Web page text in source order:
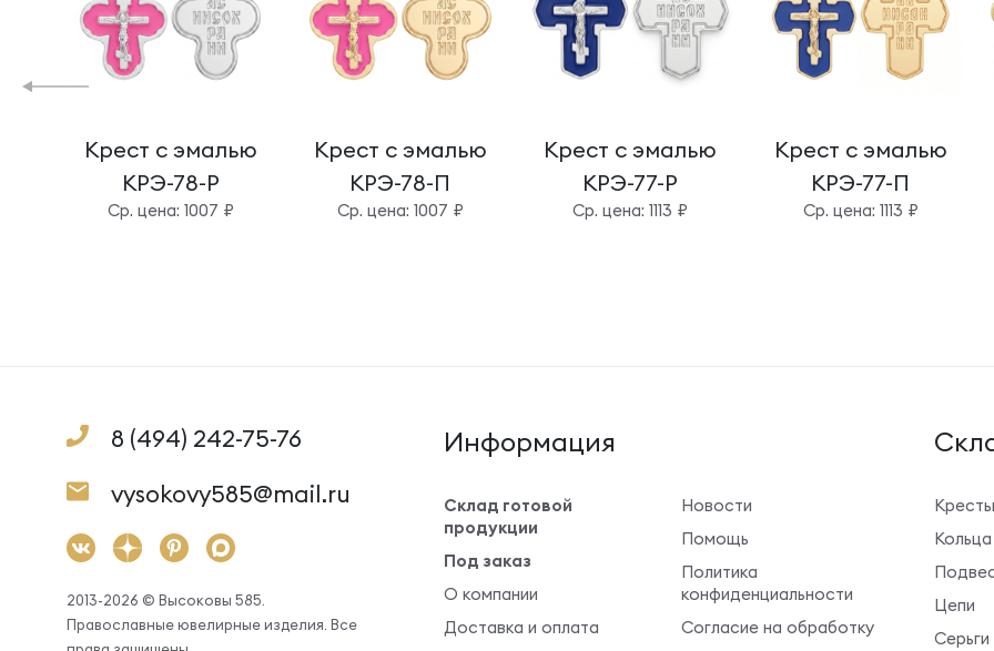
Крест с эмалью
КРЭ-78-Р
Cр. цена: 1007 ₽
Крест с эмалью
КРЭ-78-П
Cр. цена: 1007 ₽
Крест с эмалью
КРЭ-77-Р
Cр. цена: 1113 ₽
Крест с эмалью
КРЭ-77-П
Cр. цена: 1113 ₽
8 (494) 242-75-76
vysokovy585@mail.ru
2013-2026 © Высоковы 585.
Православные ювелирные изделия. Все
Информация
Склад готовой
продукции
Под заказ
О компании
Доставка и оплата
Новости
Помощь
Политика
конфиденциальности
Согласие на обработку
Кресты
Кольца
Цепи
Серьги